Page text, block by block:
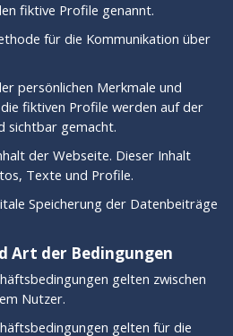
fiktive Profile genannt.
für die Kommunikation über
persönlichen Merkmale und
fiktiven Profile werden auf der
sichtbar gemacht.
der Webseite. Dieser Inhalt
Texte und Profile.
Speicherung der Datenbeiträge
Art der Bedingungen
gelten zwischen
Nutzer.
gelten für die